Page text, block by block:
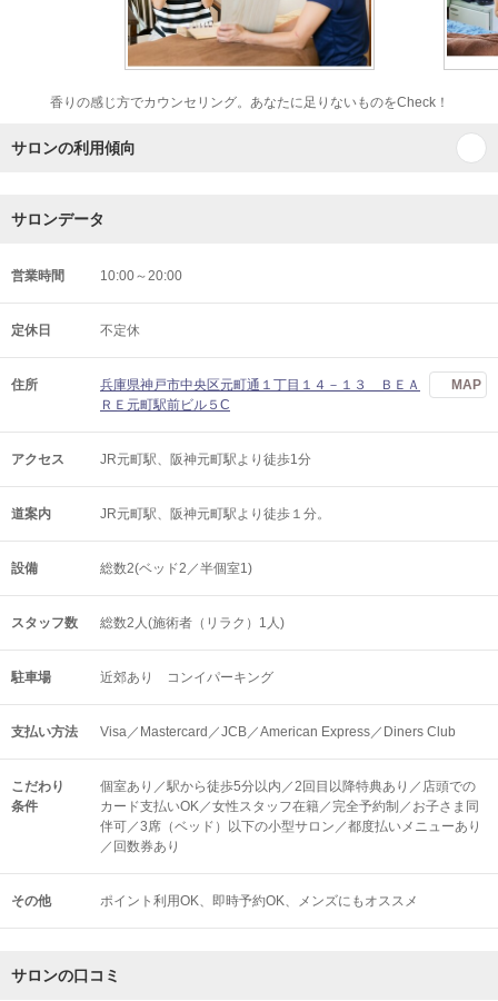
香りの感じ方でカウンセリング。あなたに足りないものをCheck！
サロンの利用傾向
サロンデータ
営業時間 10:00～20:00
定休日 不定休
住所
兵庫県神戸市中央区元町通１丁目１４－１３ ＢＥＡ
ＲＥ元町駅前ビル５C
MAP
アクセス JR元町駅、阪神元町駅より徒歩1分
道案内 JR元町駅、阪神元町駅より徒歩１分。
設備 総数2(ベッド2／半個室1)
スタッフ数 総数2人(施術者（リラク）1人)
駐車場 近郊あり コンイパーキング
支払い方法 Visa／Mastercard／JCB／American Express／Diners Club
こだわり
条件
個室あり／駅から徒歩5分以内／2回目以降特典あり／店頭での
カード支払いOK／女性スタッフ在籍／完全予約制／お子さま同
伴可／3席（ベッド）以下の小型サロン／都度払いメニューあり
／回数券あり
その他 ポイント利用OK 即時予約OK メンズにもオススメ
サロンの口コミ